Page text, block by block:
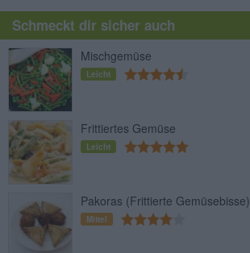
Schmeckt dir sicher auch
Mischgemüse
Leicht
Frittiertes Gemüse
Leicht
Pakoras (Frittierte Gemüsebisse)
Mittel